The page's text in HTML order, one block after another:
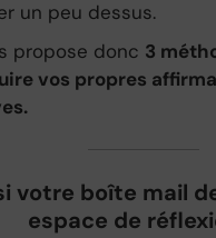
un peu dessus.
propose donc 3
vos propres
votre boîte mail
espace de